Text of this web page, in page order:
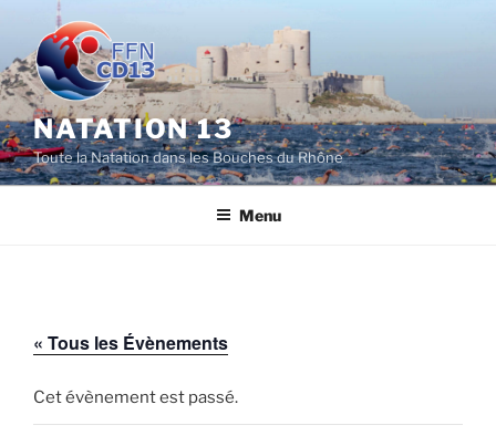
contenu
principal
NATATION 13
Toute la Natation dans les Bouches du Rhône
Menu
« Tous les Évènements
Cet évènement est passé.